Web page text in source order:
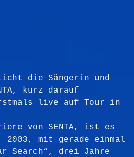
die Sängerin und
kurz darauf
live auf Tour in
von SENTA, ist es
mit gerade einmal
Search“, drei Jahre